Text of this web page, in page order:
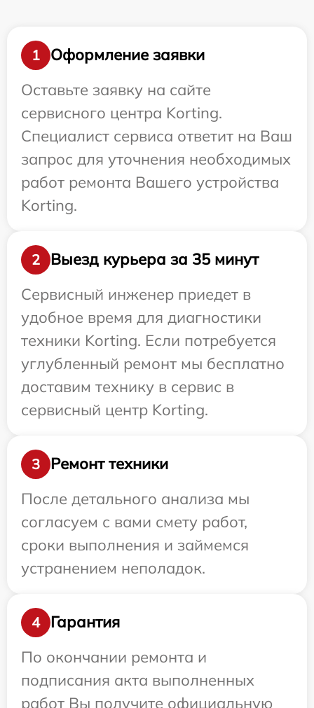
1
Оформление заявки
Оставьте заявку на сайте
сервисного центра Korting.
Специалист сервиса ответит на Ваш
запрос для уточнения необходимых
работ ремонта Вашего устройства
Korting.
2
Выезд курьера за 35 минут
Сервисный инженер приедет в
удобное время для диагностики
техники Korting. Если потребуется
углубленный ремонт мы бесплатно
доставим технику в сервис в
сервисный центр Korting.
3
Ремонт техники
После детального анализа мы
согласуем с вами смету работ,
сроки выполнения и займемся
устранением неполадок.
4
Гарантия
По окончании ремонта и
подписания акта выполненных
работ Вы получите официальную